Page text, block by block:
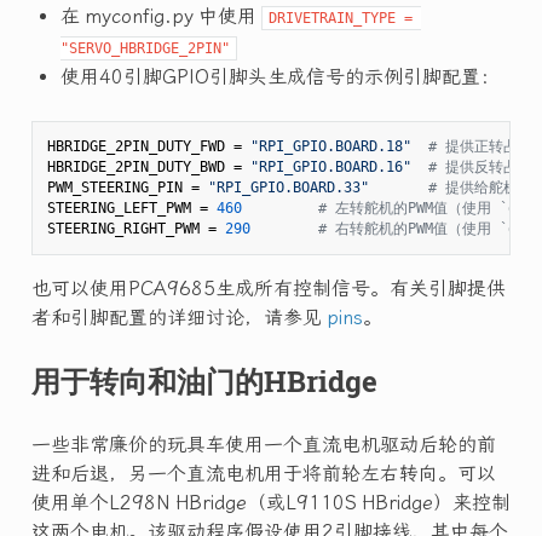
在 myconfig.py 中使用
DRIVETRAIN_TYPE =
"SERVO_HBRIDGE_2PIN"
使用40引脚GPIO引脚头生成信号的示例引脚配置：
HBRIDGE_2PIN_DUTY_FWD = "RPI_GPIO.BOARD.18"
# 提供正转占空
HBRIDGE_2PIN_DUTY_BWD =
"RPI_GPIO.BOARD.16"
# 提供反转占空
PWM_STEERING_PIN =
"RPI_GPIO.BOARD.33"
# 提供给舵机的
STEERING_LEFT_PWM = 460
# 左转舵机的PWM值（使用
STEERING_RIGHT_PWM = 290 # 右转舵机的PWM值（使用
也可以使用PCA9685生成所有控制信号。有关引脚提供
者和引脚配置的详细讨论，请参见 pins。
用于转向和油门的HBridge
一些非常廉价的玩具车使用一个直流电机驱动后轮的前
进和后退，另一个直流电机用于将前轮左右转向。可以
使用单个L298N HBridge（或L9110S HBridge）来控制